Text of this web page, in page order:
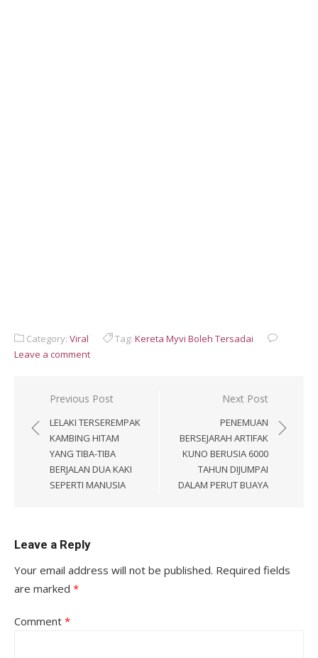
Category: Viral Tag: Kereta Myvi Boleh Tersadai
Leave a comment
Post
navigation
Previous Post
LELAKI TERSEREMPAK
KAMBING HITAM
YANG TIBA-TIBA
BERJALAN DUA KAKI
SEPERTI MANUSIA
Next Post
PENEMUAN
BERSEJARAH ARTIFAK
KUNO BERUSIA 6000
TAHUN DIJUMPAI
DALAM PERUT BUAYA
Leave a Reply
Your email address will not be published. Required fields
are marked *
Comment *